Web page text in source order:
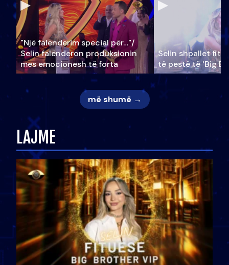
"Një falenderim special për…"/
Selin falënderon produksionin
mes emocionesh të forta
Selin shpallet
të pestë të ‘Big
më shumë →
LAJME